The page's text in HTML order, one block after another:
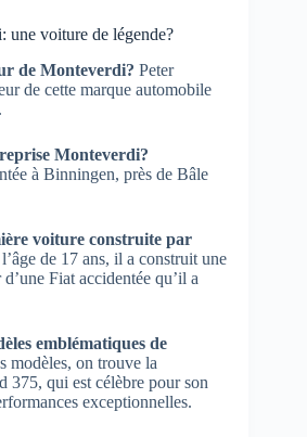
une voiture de légende?
de Monteverdi? Peter
de cette marque automobile
Monteverdi?
à Binningen, près de Bâle
voiture construite par
de 17 ans, il a construit une
Fiat accidentée qu’il a
emblématiques de
modèles, on trouve la
375, qui est célèbre pour son
exceptionnelles.